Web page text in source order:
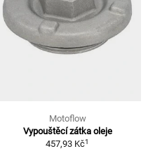
Motoflow
Vypouštěcí zátka oleje
457,93 Kč1